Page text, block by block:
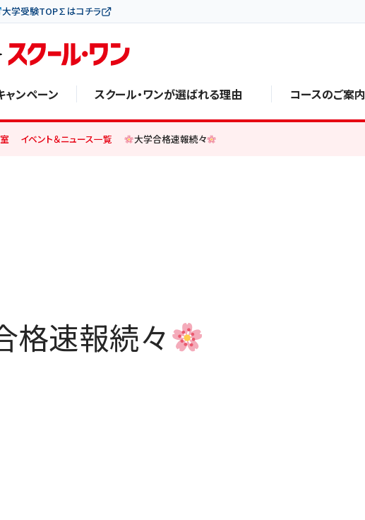
大学受験TOP∑はコチラ
ャンペーン スクール・ワンが選ばれる理由 コースのご案内
イベント＆ニュース一覧 大学合格速報続々
格速報続々